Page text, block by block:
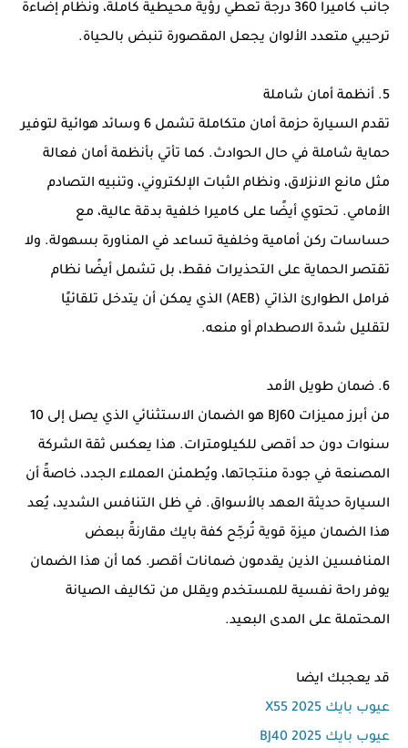
جانب كاميرا 360 درجة تعطي رؤية محيطية كاملة، ونظام إضاءة
ترحيبي متعدد الألوان يجعل المقصورة تنبض بالحياة.
5. أنظمة أمان شاملة
تقدم السيارة حزمة أمان متكاملة تشمل 6 وسائد هوائية لتوفير
حماية شاملة في حال الحوادث. كما تأتي بأنظمة أمان فعالة
مثل مانع الانزلاق، ونظام الثبات الإلكتروني، وتنبيه التصادم
الأمامي. تحتوي أيضًا على كاميرا خلفية بدقة عالية، مع
حساسات ركن أمامية وخلفية تساعد في المناورة بسهولة. ولا
تقتصر الحماية على التحذيرات فقط، بل تشمل أيضًا نظام
فرامل الطوارئ الذاتي (AEB) الذي يمكن أن يتدخل تلقائيًا
لتقليل شدة الاصطدام أو منعه.
6. ضمان طويل الأمد
من أبرز مميزات BJ60 هو الضمان الاستثنائي الذي يصل إلى 10
سنوات دون حد أقصى للكيلومترات. هذا يعكس ثقة الشركة
المصنعة في جودة منتجاتها، ويُطمئن العملاء الجدد، خاصةً أن
السيارة حديثة العهد بالأسواق. في ظل التنافس الشديد، يُعد
هذا الضمان ميزة قوية تُرجّح كفة بايك مقارنةً ببعض
المنافسين الذين يقدمون ضمانات أقصر. كما أن هذا الضمان
يوفر راحة نفسية للمستخدم ويقلل من تكاليف الصيانة
المحتملة على المدى البعيد.
قد يعجبك ايضا
عيوب بايك X55 2025
عيوب بايك BJ40 2025